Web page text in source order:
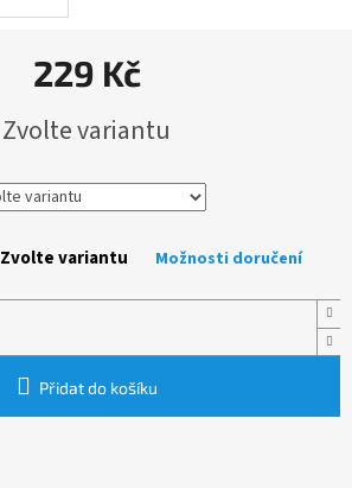
229 Kč
cena:
Zvolte variantu
Zvolte variantu Možnosti doručení
Přidat do košíku